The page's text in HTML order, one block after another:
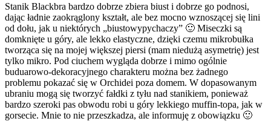
Stanik Blackbra bardzo dobrze zbiera biust i dobrze go podnosi,
dając ładnie zaokrąglony kształt, ale bez mocno wznoszącej się lini
od dołu, jak u niektórych „biustowypychaczy” 🙂 Miseczki są
domknięte u góry, ale lekko elastyczne, dzięki czemu mikrobułka
tworząca się na mojej większej piersi (mam niedużą asymetrię) jest
tylko mikro. Pod ciuchem wygląda dobrze i mimo ogólnie
buduarowo-dekoracyjnego charakteru można bez żadnego
problemu pokazać się w Orchidei poza domem. W dopasowanym
ubraniu mogą się tworzyć fałdki z tyłu nad stanikiem, ponieważ
bardzo szeroki pas obwodu robi u góry lekkiego muffin-topa, jak w
gorsecie. Mnie to nie przeszkadza, ale informuję z obowiązku 🙂